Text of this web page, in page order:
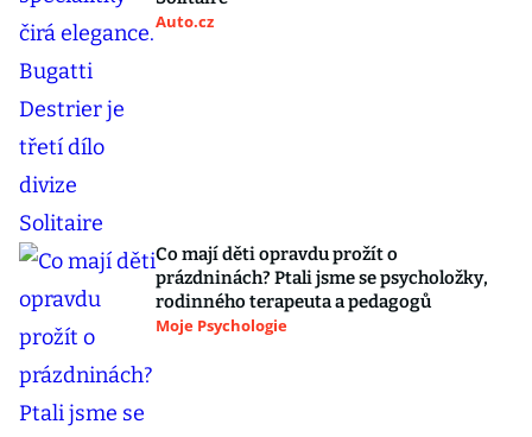
Auto.cz
Co mají děti opravdu prožít o
prázdninách? Ptali jsme se psycholožky,
rodinného terapeuta a pedagogů
Moje Psychologie